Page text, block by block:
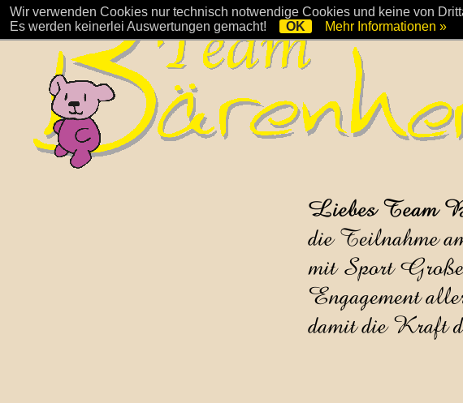
Wir verwenden Cookies nur technisch notwendige Cookies und keine von
Es werden keinerlei Auswertungen gemacht!
OK Mehr Informationen »